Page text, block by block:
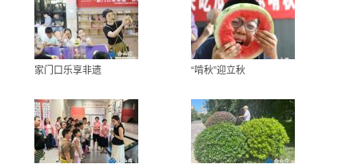
家门口乐享非遗 “啃秋”迎立秋